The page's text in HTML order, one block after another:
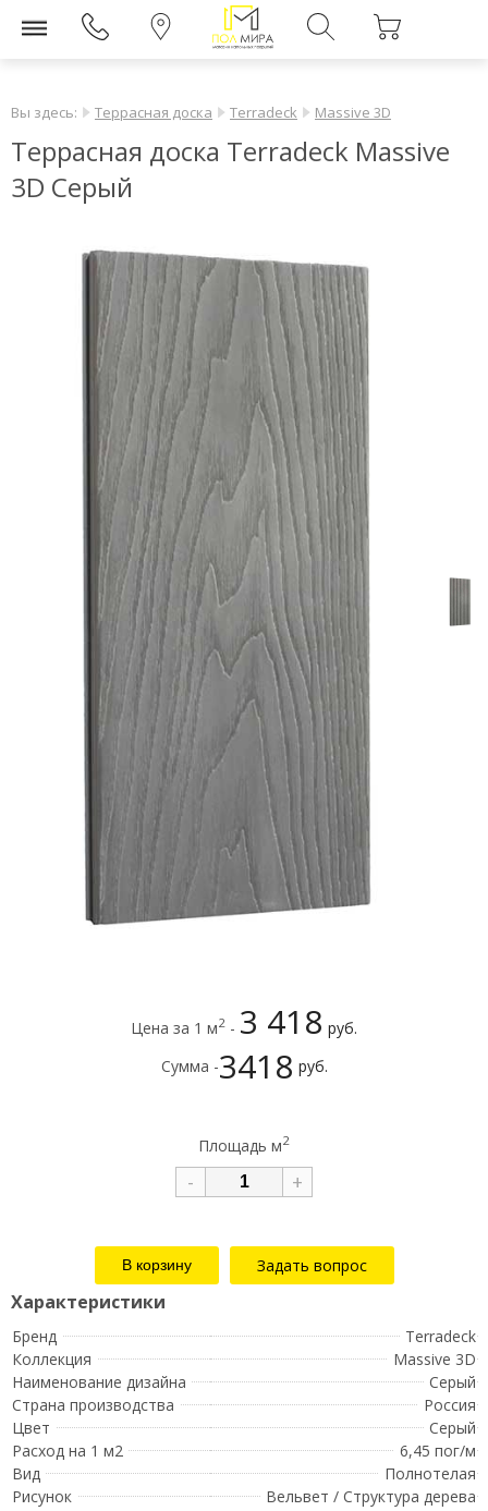
Вы здесь: Террасная доска Terradeck Massive 3D
Террасная доска Terradeck Massive
3D Серый
Цена за 1 м2 - 3 418 руб.
Сумма -3418 руб.
Площадь м2
- +
Задать вопрос
Бренд
Terradeck
Коллекция
Massive 3D
Наименование дизайна
Серый
Страна производства
Россия
Цвет
Серый
Расход на 1 м2
6,45 пог/м
Вид
Полнотелая
Рисунок
Вельвет / Структура дерева